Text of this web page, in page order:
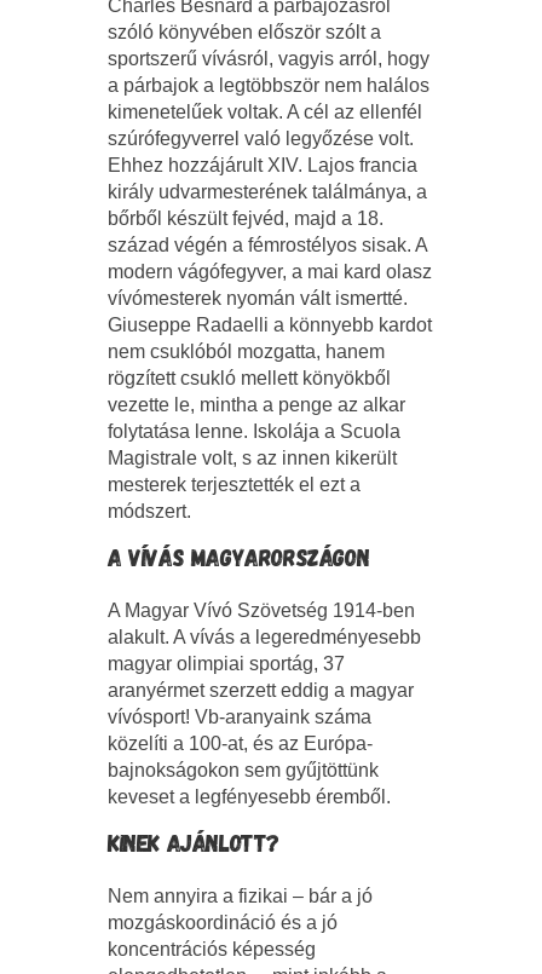
Charles Besnard a párbajozásról
szóló könyvében először szólt a
sportszerű vívásról, vagyis arról, hogy
a párbajok a legtöbbször nem halálos
kimenetelűek voltak. A cél az ellenfél
szúrófegyverrel való legyőzése volt.
Ehhez hozzájárult XIV. Lajos francia
király udvarmesterének találmánya, a
bőrből készült fejvéd, majd a 18.
század végén a fémrostélyos sisak. A
modern vágófegyver, a mai kard olasz
vívómesterek nyomán vált ismertté.
Giuseppe Radaelli a könnyebb kardot
nem csuklóból mozgatta, hanem
rögzített csukló mellett könyökből
vezette le, mintha a penge az alkar
folytatása lenne. Iskolája a Scuola
Magistrale volt, s az innen kikerült
mesterek terjesztették el ezt a
módszert.
A VÍVÁS MAGYARORSZÁGON
A Magyar Vívó Szövetség 1914-ben
alakult. A vívás a legeredményesebb
magyar olimpiai sportág, 37
aranyérmet szerzett eddig a magyar
vívósport! Vb-aranyaink száma
közelíti a 100-at, és az Európa-
bajnokságokon sem gyűjtöttünk
keveset a legfényesebb éremből.
KINEK AJÁNLOTT?
Nem annyira a fizikai – bár a jó
mozgáskoordináció és a jó
koncentrációs képesség